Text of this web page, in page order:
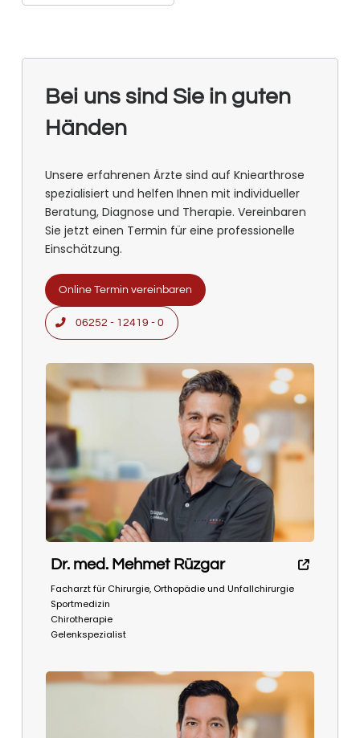
Bei uns sind Sie in guten
Händen
Unsere erfahrenen Ärzte sind auf Kniearthrose
spezialisiert und helfen Ihnen mit individueller
Beratung, Diagnose und Therapie. Vereinbaren
Sie jetzt einen Termin für eine professionelle
Einschätzung.
Online Termin vereinbaren
06252 - 12419 - 0
Dr. med. Mehmet Rüzgar
Facharzt für Chirurgie, Orthopädie und Unfallchirurgie
Sportmedizin
Chirotherapie
Gelenkspezialist